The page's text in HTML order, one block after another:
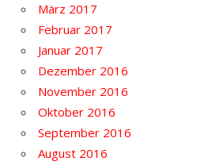
März 2017
Februar 2017
Januar 2017
Dezember 2016
November 2016
Oktober 2016
September 2016
August 2016